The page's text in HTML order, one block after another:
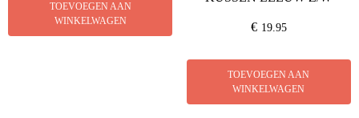
TOEVOEGEN AAN
WINKELWAGEN
€ 19.95
TOEVOEGEN AAN
WINKELWAGEN